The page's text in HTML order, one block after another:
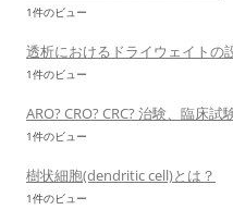
1件のビュー
透析におけるドライウェイトの
1件のビュー
ARO? CRO? CRC? 治験、臨床
1件のビュー
樹状細胞(dendritic cell)とは？
1件のビュー